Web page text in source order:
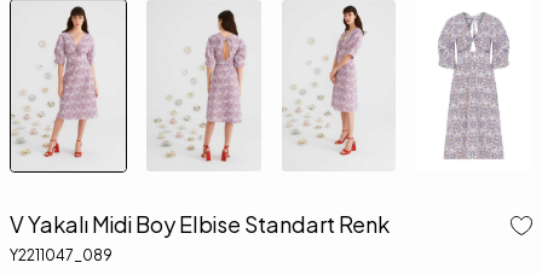
V Yakalı Midi Boy Elbise Standart Renk
Y2211047_089